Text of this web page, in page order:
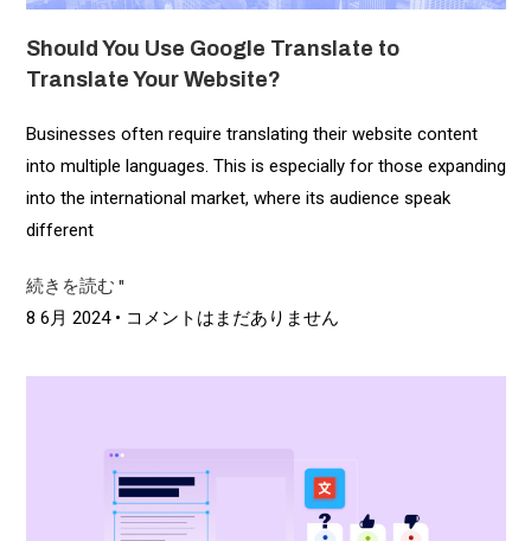
Should You Use Google Translate to
Translate Your Website?
Businesses often require translating their website content
into multiple languages. This is especially for those expanding
into the international market, where its audience speak
different
続きを読む "
8 6月 2024 コメントはまだありません